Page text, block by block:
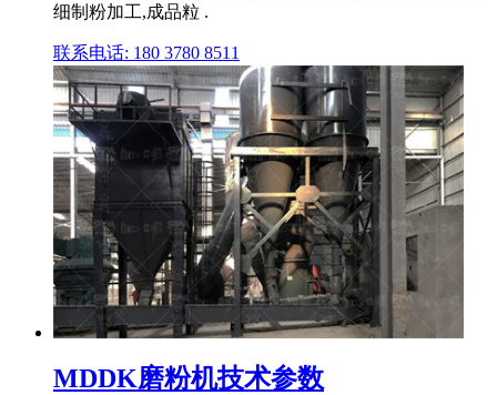
细制粉加工,成品粒 .
联系电话: 180 3780 8511
MDDK磨粉机技术参数